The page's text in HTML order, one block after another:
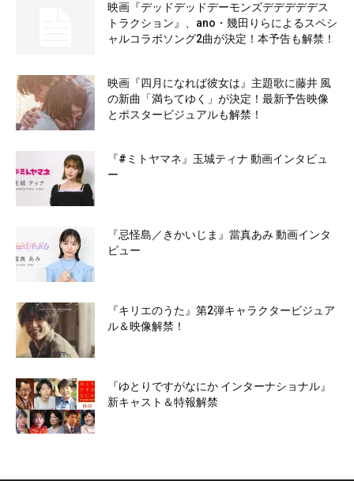
映画『デッドデッドデーモンズデデデデデス
トラクション』、ano・幾田りらによるスペシ
ャルコラボソング2曲が決定！本予告も解禁！
映画『四月になれば彼女は』主題歌に藤井 風
の新曲「満ちてゆく」が決定！最新予告映像
とポスタービジュアルも解禁！
『#ミトヤマネ』玉城ティナ 動画インタビュ
ー
『忌怪島／きかいじま』當真あみ 動画インタ
ビュー
『キリエのうた』第2弾キャラクタービジュア
ル＆映像解禁！
『ゆとりですがなにか インターナショナル』
新キャスト＆特報解禁